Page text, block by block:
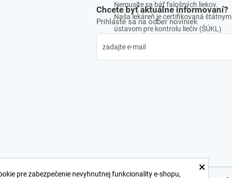
Nemusíte sa báť falošných liekov.
Naša lekáreň je certifikovaná štátnym
ústavom pre kontrolu liečiv (ŠÚKL)
Chcete byť aktuálne informovaní?
Prihláste sa na odber noviniek
×
pre zabezpečenie nevyhnutnej funkcionality e-shopu,